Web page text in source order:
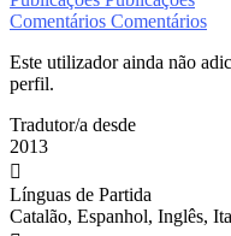
Comentários Comentários
Este utilizador ainda não
perfil.
Tradutor/a desde
2013
Línguas de Partida
Catalão, Espanhol, Inglês,